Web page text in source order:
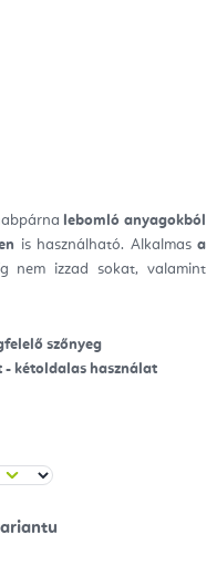
lebomló anyagokból
is használható. Alkalmasa
nem izzad sokat, valamint
szőnyeg
- kétoldalas használat